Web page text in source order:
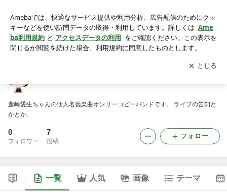
アプリをダウンロードして ブログの更新通知
を受け取りまし
ょう。
開く
豊崎愛生ちゃんの個人名義楽曲オンリーコピーバンドです。 ライブの告知と
かとか。
0
フォロワー
7
投稿
フォロー
一覧 人気 画像 テーマ